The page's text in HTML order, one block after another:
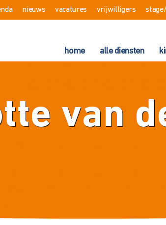
nieuws vacatures vrijwilligers
home alle diensten
van